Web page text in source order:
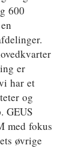
600
er
har et
og
GEUS
med fokus
øvrige